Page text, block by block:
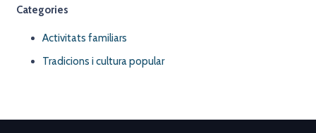
Categories
Activitats familiars
Tradicions i cultura popular